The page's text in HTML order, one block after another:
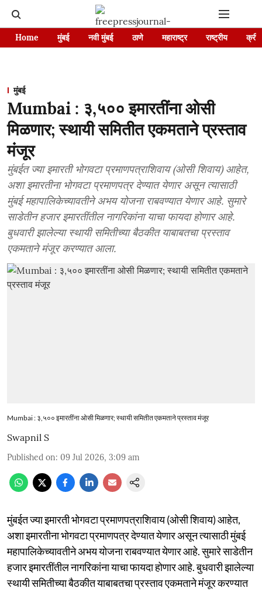
Home मुंबई नवी मुंबई ठाणे महाराष्ट्र राष्ट्रीय
मुंबई
Mumbai : ३,५०० इमारतींना ओसी
मिळणार; स्थायी समितीत एकमताने प्रस्ताव
मंजूर
मुंबईत ज्या इमारती भोगवटा प्रमाणपत्राशिवाय (ओसी शिवाय) आहेत,
अशा इमारतीना भोगवटा प्रमाणपत्र देण्यात येणार असून त्यासाठी
मुंबई महापालिकेच्यावतीने अभय योजना राबवण्यात येणार आहे. सुमारे
साडेतीन हजार इमारतींतील नागरिकांना याचा फायदा होणार आहे.
बुधवारी झालेल्या स्थायी समितीच्या बैठकीत याबाबतचा प्रस्ताव
एकमताने मंजूर करण्यात आला.
Mumbai : ३,५०० इमारतींना ओसी मिळणार; स्थायी समितीत एकमताने प्रस्ताव मंजूर
Swapnil S
Published on: 09 Jul 2026, 3:09 am
मुंबईत ज्या इमारती भोगवटा प्रमाणपत्राशिवाय (ओसी शिवाय) आहेत,
अशा इमारतीना भोगवटा प्रमाणपत्र देण्यात येणार असून त्यासाठी मुंबई
महापालिकेच्यावतीने अभय योजना राबवण्यात येणार आहे. सुमारे साडेतीन
हजार इमारतींतील नागरिकांना याचा फायदा होणार आहे. बुधवारी झालेल्या
स्थायी समितीच्या बैठकीत याबाबतचा प्रस्ताव एकमताने मंजूर करण्यात